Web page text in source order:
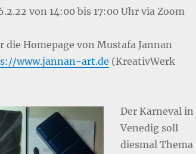
von 14:00 bis 17:00 Uhr via Zoom
die Homepage von Mustafa Jannan
www.jannan-art.de (KreativWerk
Der Karneval in
Venedig soll
diesmal Thema